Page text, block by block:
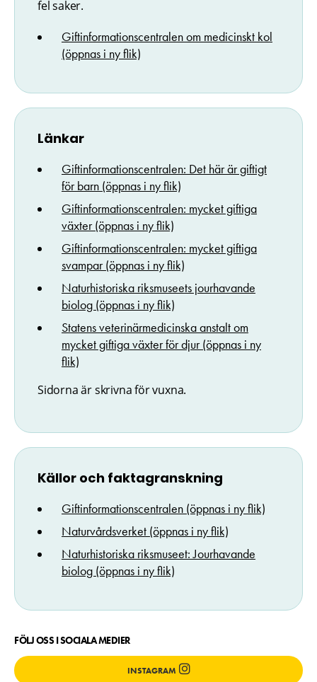
fel saker.
Giftinformationscentralen om medicinskt kol
(öppnas i ny flik)
Länkar
Giftinformationscentralen: Det här är giftigt
för barn (öppnas i ny flik)
Giftinformationscentralen: mycket giftiga
växter (öppnas i ny flik)
Giftinformationscentralen: mycket giftiga
svampar (öppnas i ny flik)
Naturhistoriska riksmuseets jourhavande
biolog (öppnas i ny flik)
Statens veterinärmedicinska anstalt om
mycket giftiga växter för djur (öppnas i ny
flik)
Sidorna är skrivna för vuxna.
Källor och faktagranskning
Giftinformationscentralen (öppnas i ny flik)
Naturvårdsverket (öppnas i ny flik)
Naturhistoriska riksmuseet: Jourhavande
biolog (öppnas i ny flik)
FÖLJ OSS I SOCIALA MEDIER
INSTAGRAM